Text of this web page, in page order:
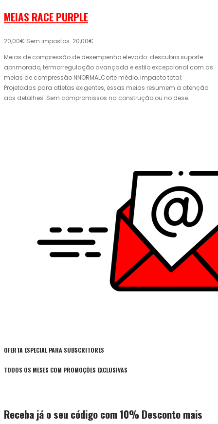
MEIAS RACE PURPLE
20,00€ Sem impostos: 20,00€
Meias de compressão de desempenho elevado: descubra suporte
aprimorado, termorregulação avançada e estilo excepcional com as
meias de compressão NNORMALCorte médio, impacto total:
Projetadas para atletas exigentes, essas meias resumem a atenção
aos detalhes. Sem compromissos na construção ou no dese..
OFERTA ESPECIAL PARA SUBSCRITORES
TODOS OS MESES COM PROMOÇÕES EXCLUSIVAS
Receba já o seu código com 10% Desconto mais